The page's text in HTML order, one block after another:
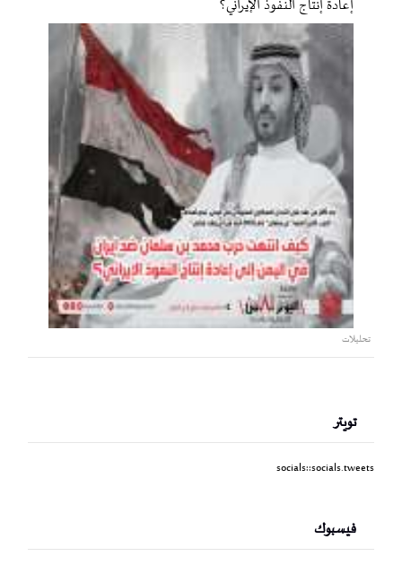
إعادة إنتاج النفوذ الإيراني؟
تحليلات
تويتر
socials::socials.tweets
فيسبوك